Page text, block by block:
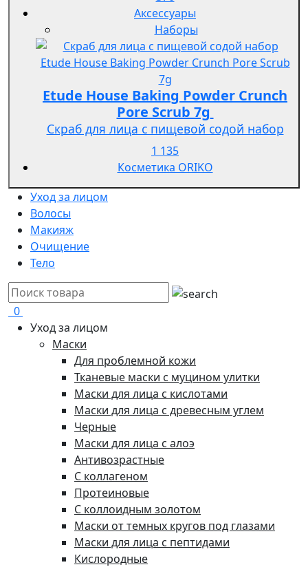
Аксессуары
Наборы
Etude House Baking Powder Crunch
Pore Scrub 7g
Скраб для лица с пищевой содой набор
1 135
Косметика ORIKO
Уход за лицом
Волосы
Макияж
Очищение
Тело
0
Уход за лицом
Маски
Для проблемной кожи
Тканевые маски с муцином улитки
Маски для лица с кислотами
Маски для лица с древесным углем
Черные
Маски для лица с алоэ
Антивозрастные
С коллагеном
Протеиновые
С коллоидным золотом
Маски от темных кругов под глазами
Маски для лица с пептидами
Кислородные